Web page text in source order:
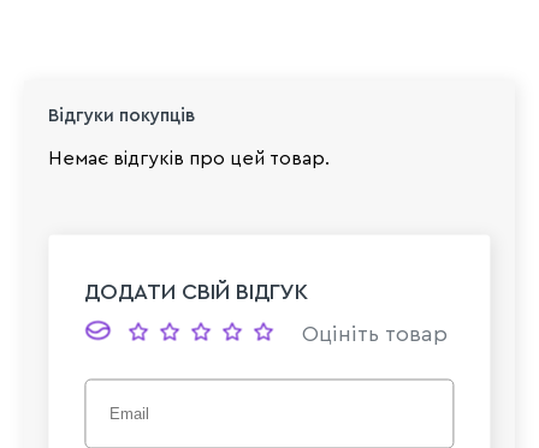
Відгуки покупців
Немає відгуків про цей товар.
ДОДАТИ СВІЙ ВІДГУК
Оцініть товар